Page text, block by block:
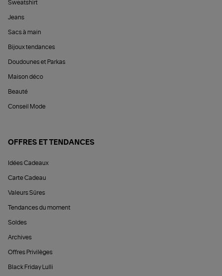
Sweatshirt
Jeans
Sacs à main
Bijoux tendances
Doudounes et Parkas
Maison déco
Beauté
Conseil Mode
OFFRES ET TENDANCES
Idées Cadeaux
Carte Cadeau
Valeurs Sûres
Tendances du moment
Soldes
Archives
Offres Privilèges
Black Friday Lulli